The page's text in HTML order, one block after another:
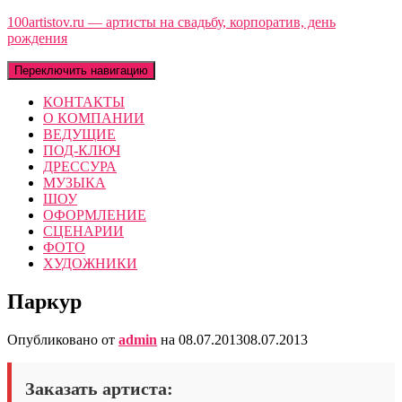
100artistov.ru — артисты на свадьбу, корпоратив, день
рождения
Переключить навигацию
КОНТАКТЫ
О КОМПАНИИ
ВЕДУЩИЕ
ПОД-КЛЮЧ
ДРЕССУРА
МУЗЫКА
ШОУ
ОФОРМЛЕНИЕ
СЦЕНАРИИ
ФОТО
ХУДОЖНИКИ
Паркур
Опубликовано от admin на 08.07.201308.07.2013
Заказать артиста: